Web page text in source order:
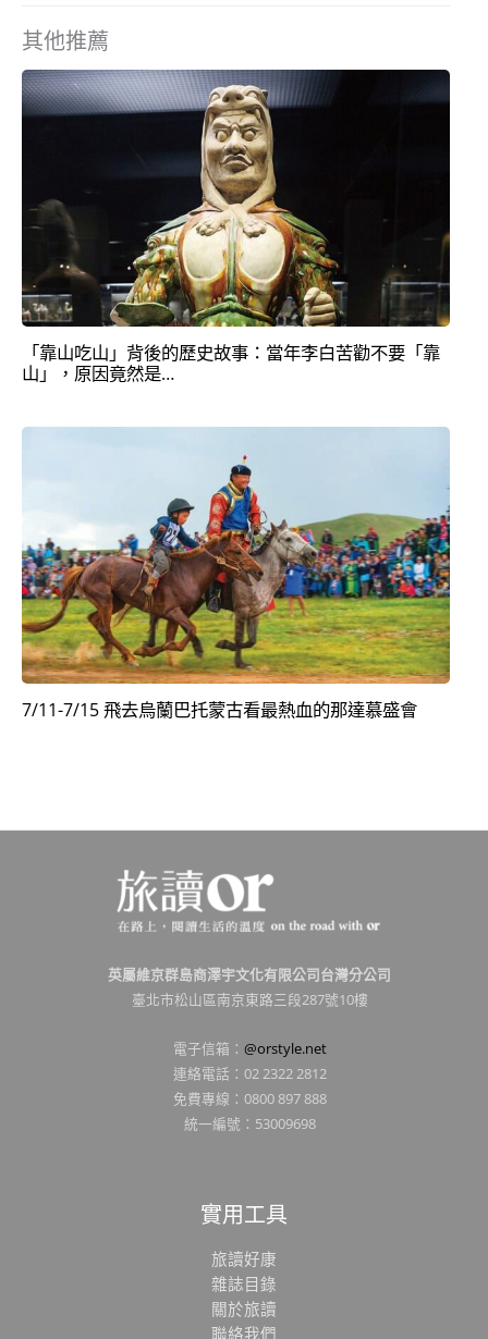
其他推薦
「靠山吃山」背後的歷史故事：當年李白苦勸不要「靠
山」，原因竟然是…
7/11-7/15 飛去烏蘭巴托蒙古看最熱血的那達慕盛會
英屬維京群島商澤宇文化有限公司台灣分公司
臺北市松山區南京東路三段287號10樓
電子信箱： @orstyle.net
連絡電話：02 2322 2812
免費專線：0800 897 888
統一編號：53009698
實用工具
旅讀好康
雜誌目錄
關於旅讀
聯絡我們